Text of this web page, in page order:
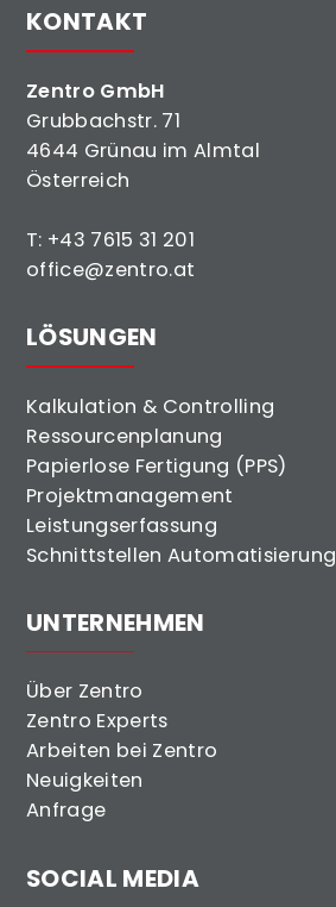
KONTAKT
Zentro GmbH
Grubbachstr. 71
4644 Grünau im Almtal
Österreich
T: +43 7615 31 201
office@zentro.at
LÖSUNGEN
Kalkulation & Controlling
Ressourcenplanung
Papierlose Fertigung (PPS)
Projektmanagement
Leistungserfassung
Schnittstellen Automatisierung
UNTERNEHMEN
Über Zentro
Zentro Experts
Arbeiten bei Zentro
Neuigkeiten
Anfrage
SOCIAL MEDIA